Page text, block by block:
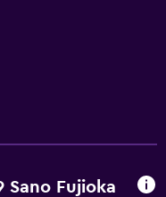
Sano Fujioka